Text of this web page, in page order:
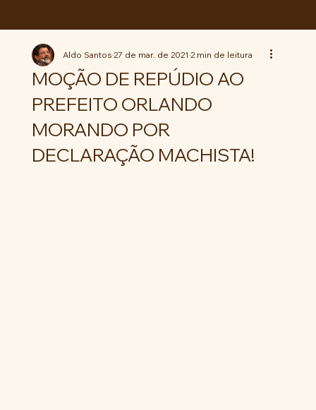
MOÇÃO DE REPÚDIO AO
PREFEITO ORLANDO
MORANDO POR
DECLARAÇÃO MACHISTA!
Aldo Santos27 de mar. de 2021 2 min de leitura